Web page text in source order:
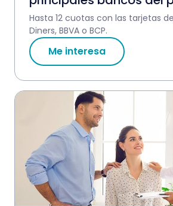
Hasta 12 cuotas con las tarjetas
Diners, BBVA o BCP.
Me interesa